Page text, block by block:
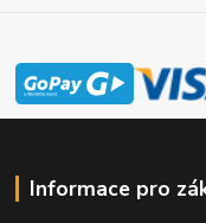
Informace pro